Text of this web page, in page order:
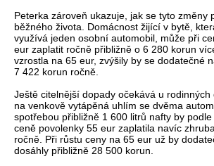
Peterka zároveň ukazuje, jak se tyto změny
běžného života. Domácnost žijící v bytě,
využívá jeden osobní automobil, může při
eur zaplatit ročně přibližně o 6 280 korun
vzrostla na 65 eur, zvýšily by se dodatečné
7 422 korun ročně.
Ještě citelnější dopady očekává u
na venkově vytápěná uhlím se dvěma
spotřebou přibližně 1 600 litrů nafty by
ceně povolenky 55 eur zaplatila navíc
ročně. Při růstu ceny na 65 eur už by
dosáhly přibližně 28 500 korun.